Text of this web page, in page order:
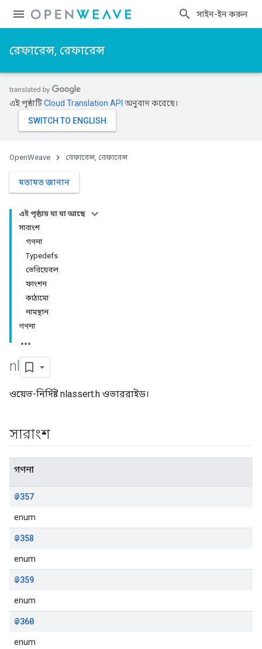
সাইন-ইন করুন
রেফারেন্স, রেফারেন্স
এই পৃষ্ঠাটিCloud Translation API অনুবাদ করেছে।
OpenWeave রেফারেন্স, রেফারেন্স
মতামত জানান
এই পৃষ্ঠায় যা যা আছে
সারাংশ
গণনা
Typedefs
ভেরিয়েবল
ফাংশন
কাঠামো
নামস্থান
গণনা
nl
ওয়েভ-নির্দিষ্ট nlassert.h ওভাররাইড।
সারাংশ
গণনা
@357
enum
@358
enum
@359
enum
@360
enum